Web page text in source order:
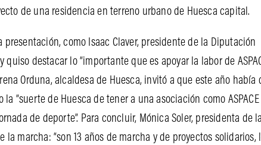
de una residencia en terreno urbano de Huesca capital.
como Isaac Claver, presidente de la Diputación
destacar lo “importante que es apoyar la labor de
Orduna, alcaldesa de Huesca, invitó a que este año había
“suerte de Huesca de tener a una asociación como ASPACE
de deporte”. Para concluir, Mónica Soler, presidenta de la
marcha: “son 13 años de marcha y de proyectos solidarios,